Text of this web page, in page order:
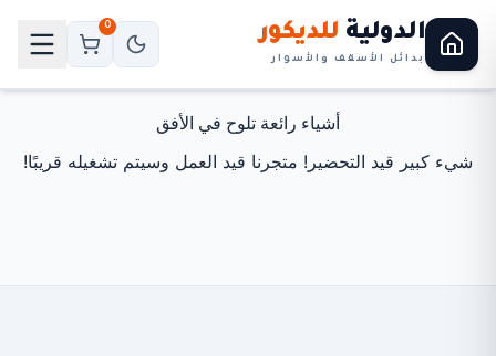
الدولية للديكور
بدائل الأسقف والأسوار
0
أشياء رائعة تلوح في الأفق
شيء كبير قيد التحضير! متجرنا قيد العمل وسيتم تشغيله قريبًا!